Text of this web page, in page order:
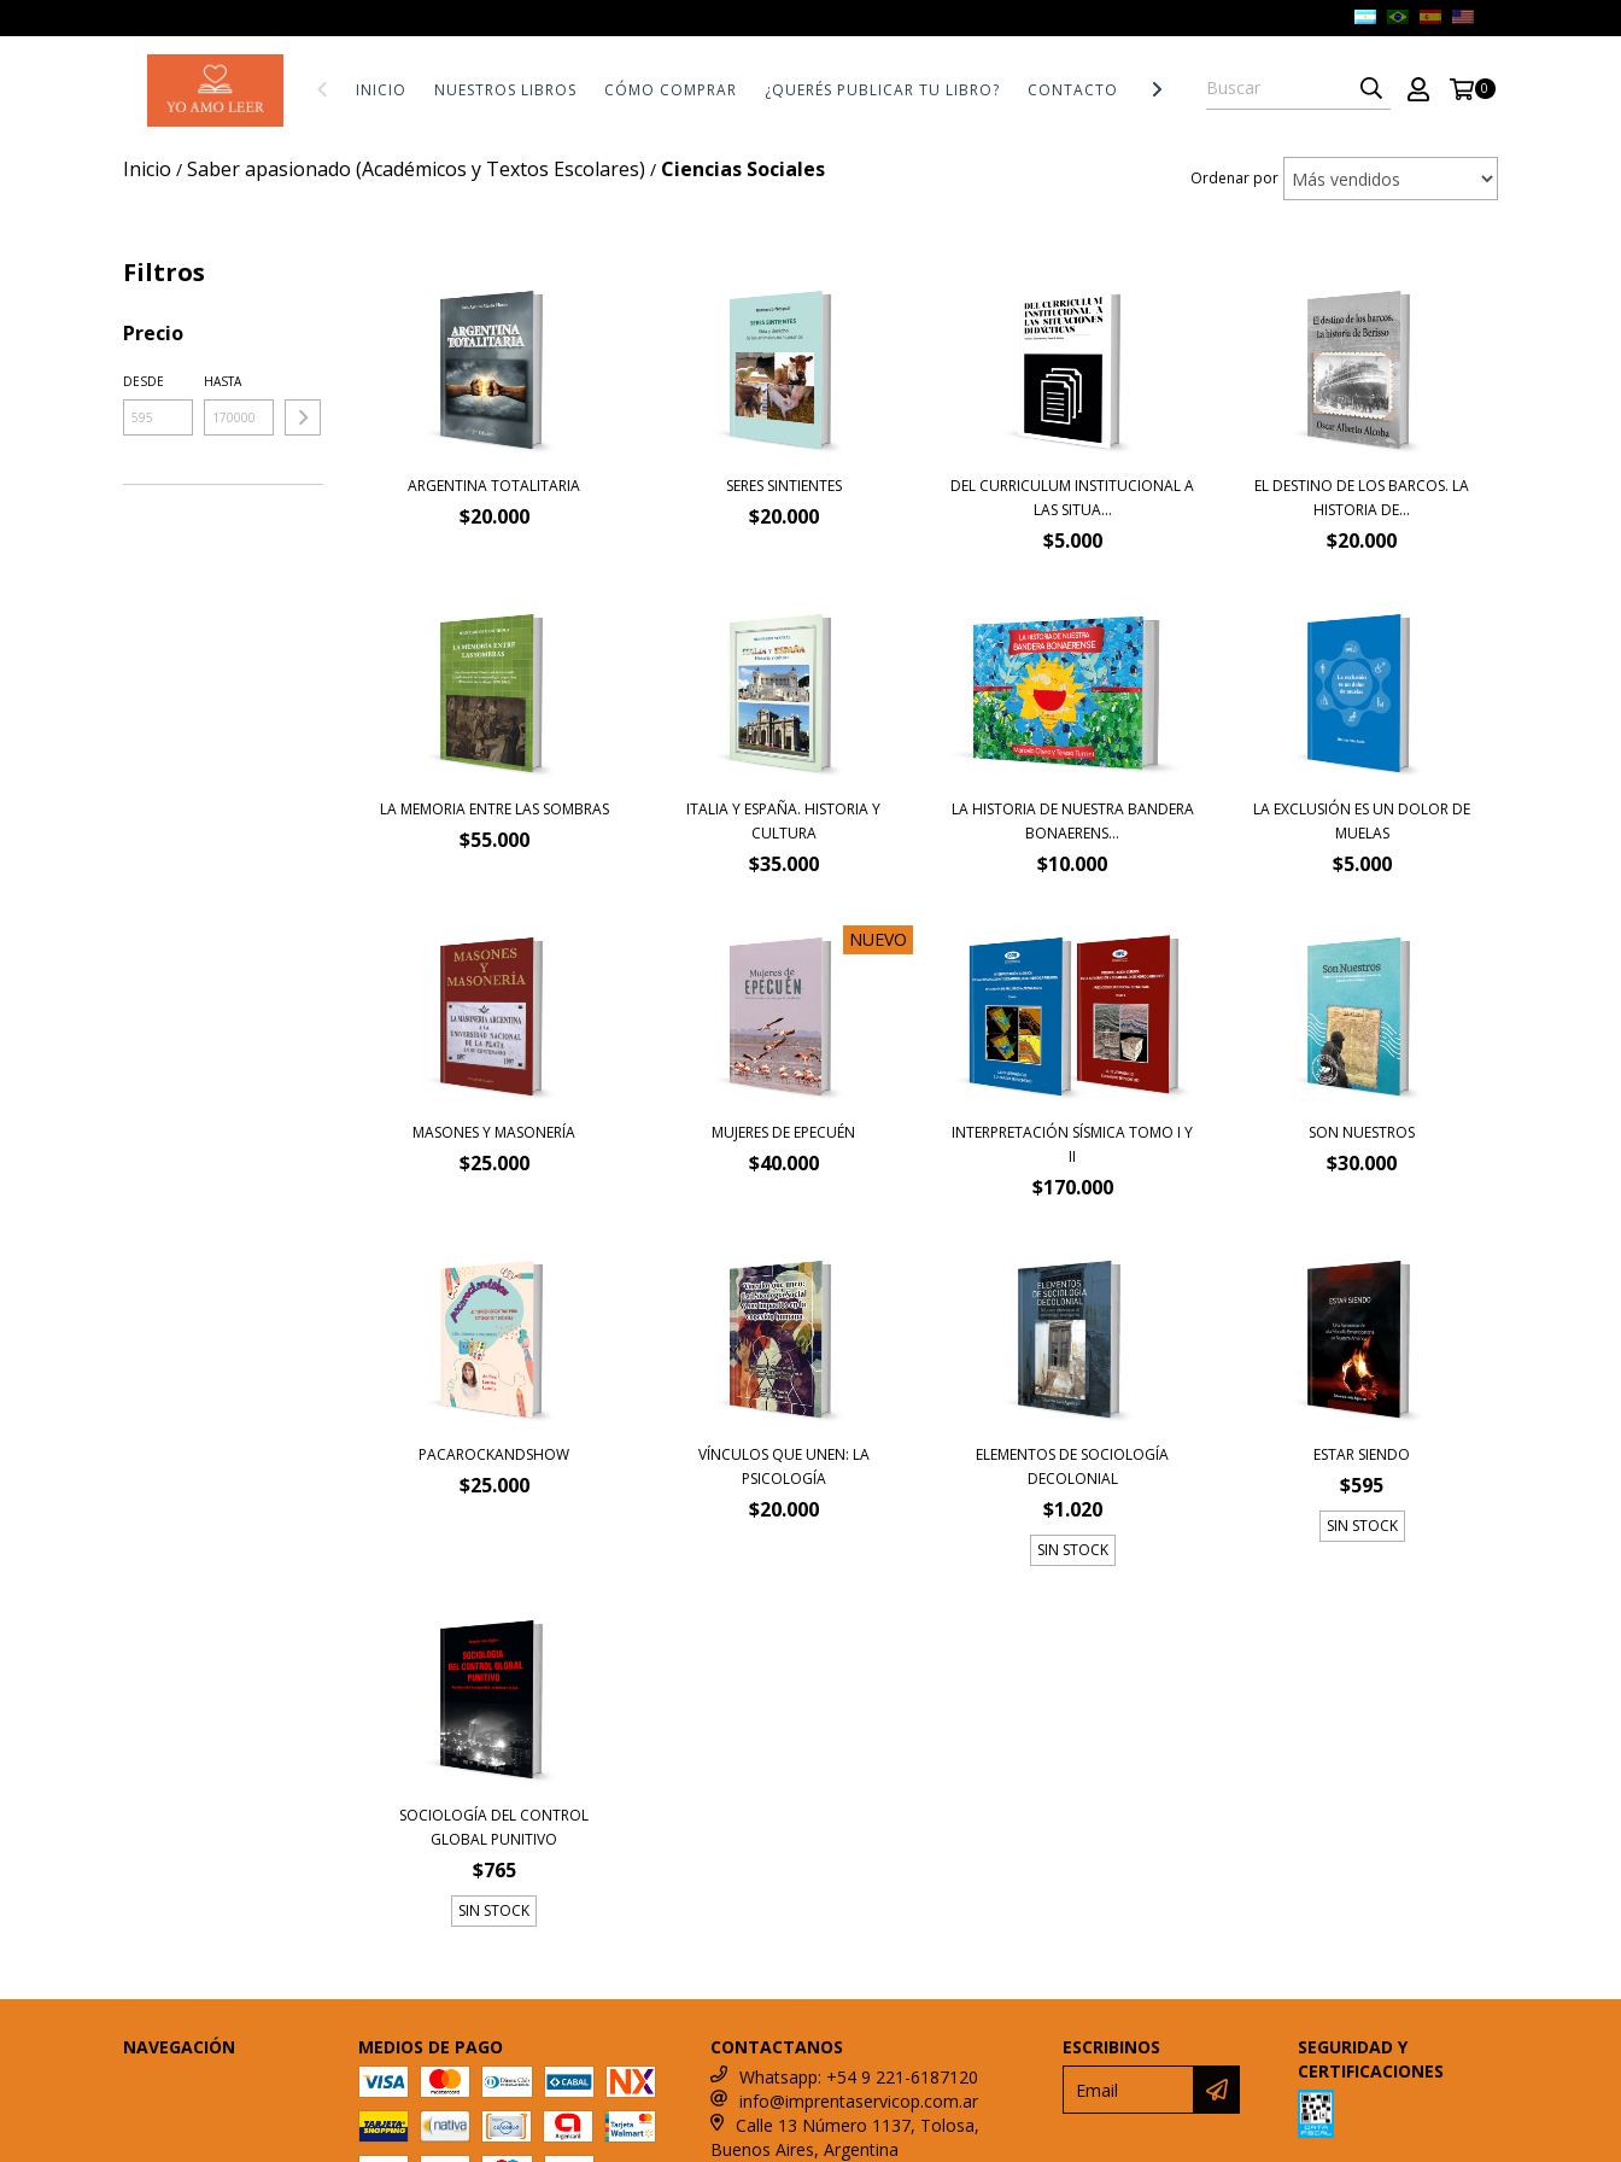
INICIO NUESTROS LIBROS CÓMO COMPRAR ¿QUERÉS PUBLICAR TU LIBRO? CONTACTO POLÍTICAS DE DEVOLUCIÓN 0
Inicio / Saber apasionado (Académicos y Textos Escolares) / Ciencias Sociales Ordenar por
Filtros
Precio
DESDE HASTA
ARGENTINA TOTALITARIA
$20.000
SERES SINTIENTES
$20.000
DEL CURRICULUM INSTITUCIONAL A
LAS SITUA...
$5.000
EL DESTINO DE LOS BARCOS. LA
HISTORIA DE...
$20.000
LA MEMORIA ENTRE LAS SOMBRAS
$55.000
ITALIA Y ESPAÑA. HISTORIA Y
CULTURA
$35.000
LA HISTORIA DE NUESTRA BANDERA
BONAERENS...
$10.000
LA EXCLUSIÓN ES UN DOLOR DE
MUELAS
$5.000
MASONES Y MASONERÍA
$25.000
NUEVO
MUJERES DE EPECUÉN
$40.000
INTERPRETACIÓN SÍSMICA TOMO I Y
II
$170.000
SON NUESTROS
$30.000
PACAROCKANDSHOW
$25.000
VÍNCULOS QUE UNEN: LA
PSICOLOGÍA
$20.000
ELEMENTOS DE SOCIOLOGÍA
DECOLONIAL
$1.020
SIN STOCK
ESTAR SIENDO
$595
SIN STOCK
SOCIOLOGÍA DEL CONTROL
GLOBAL PUNITIVO
$765
SIN STOCK
NAVEGACIÓN MEDIOS DE PAGO
CONTACTANOS
Whatsapp: +54 9 221-6187120
info@imprentaservicop.com.ar
Calle 13 Número 1137, Tolosa,
Buenos Aires, Argentina
ESCRIBINOS
SEGURIDAD Y
CERTIFICACIONES